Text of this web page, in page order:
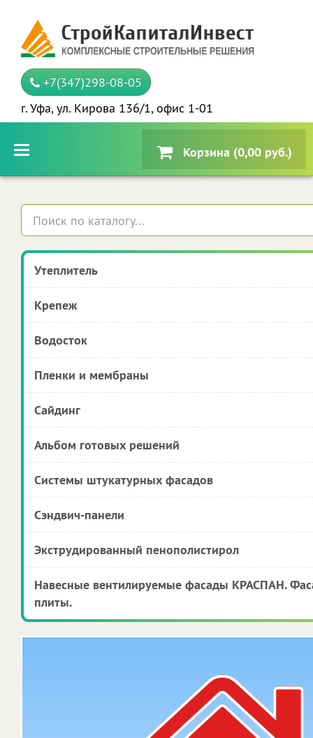
+7(347)298-08-05
г. Уфа, ул. Кирова 136/1, офис 1-01
Корзина (0,00 руб.)
Утеплитель
Крепеж
Водосток
Пленки и мембраны
Сайдинг
Альбом готовых решений
Системы штукатурных фасадов
Сэндвич-панели
Экструдированный пенополистирол
Навесные вентилируемые фасады КРАСПАН.
плиты.